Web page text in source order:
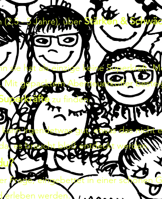
(2,5 - 5 Jahre), überStärken &
sie hat als einzige keine Superkraft.
Mit gepacktem Abenteuerkoffer
zu finden.
irgendetwas gut, etwas das nicht
es braucht bloß entdeckt werden.
Frage, eingebettet in einer schönen
erleben werden.